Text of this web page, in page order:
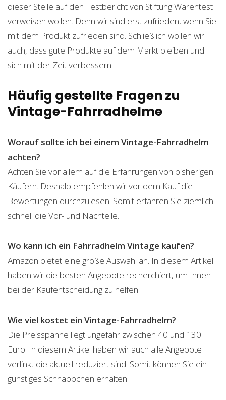
dieser Stelle auf den Testbericht von Stiftung Warentest
verweisen wollen. Denn wir sind erst zufrieden, wenn Sie
mit dem Produkt zufrieden sind. Schließlich wollen wir
auch, dass gute Produkte auf dem Markt bleiben und
sich mit der Zeit verbessern.
Häufig gestellte Fragen zu
Vintage-Fahrradhelme
Worauf sollte ich bei einem Vintage-Fahrradhelm
achten?
Achten Sie vor allem auf die Erfahrungen von bisherigen
Käufern. Deshalb empfehlen wir vor dem Kauf die
Bewertungen durchzulesen. Somit erfahren Sie ziemlich
schnell die Vor- und Nachteile.
Wo kann ich ein Fahrradhelm Vintage kaufen?
Amazon bietet eine große Auswahl an. In diesem Artikel
haben wir die besten Angebote recherchiert, um Ihnen
bei der Kaufentscheidung zu helfen.
Wie viel kostet ein Vintage-Fahrradhelm?
Die Preisspanne liegt ungefähr zwischen 40 und 130
Euro. In diesem Artikel haben wir auch alle Angebote
verlinkt die aktuell reduziert sind. Somit können Sie ein
günstiges Schnäppchen erhalten.